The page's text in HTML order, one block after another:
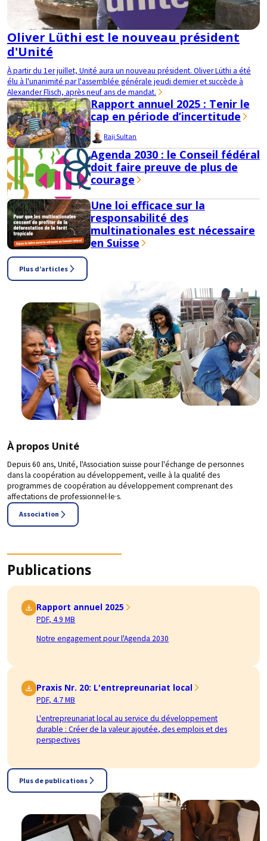
Oliver Lüthi est le nouveau président
d'Unité
À partir du 1er juillet, Unité aura un nouveau président. Oliver Lüthi a été
élu à l'unanimité par l'assemblée générale jeudi dernier et succède à
Alexander Flisch, après neuf ans de mandat.
Rapport annuel 2025 : Tenir le
cap en période d’incertitude
Raji Sultan
Agenda 2030 : le Conseil fédéral
doit faire preuve de plus de
courage
Une loi efficace sur la
responsabilité des
multinationales est nécessaire
en Suisse
Plus d’articles
À propos Unité
Depuis 60 ans, Unité, l'Association suisse pour l'échange de personnes
dans la coopération au développement, veille à la qualité des
programmes de coopération au développement comprenant des
affectations de professionnel·le·s.
Association
Publications
Rapport annuel 2025
PDF, 4.9 MB
Notre engagement pour l'Agenda 2030
Praxis Nr. 20: L'entrepreunariat local
PDF, 4.7 MB
L'entrepreunariat local au service du développement
durable : Créer de la valeur ajoutée, des emplois et des
perspectives
Plus de publications